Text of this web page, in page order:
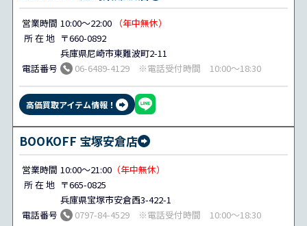
営業時間 10:00～22:00
（年中無休）
所 在 地 〒660-0892
兵庫県尼崎市東難波町2-11
電話番号
06-6489-4129 ※電話受付時間 10:00～18:30
高価買取アイテム情報！
BOOKOFF 宝塚安倉店
営業時間 10:00～21:00（年中無休）
所 在 地 〒665-0825
兵庫県宝塚市安倉西3-422-1
電話番号
0797-84-4529 ※電話受付時間 10:00～18:30